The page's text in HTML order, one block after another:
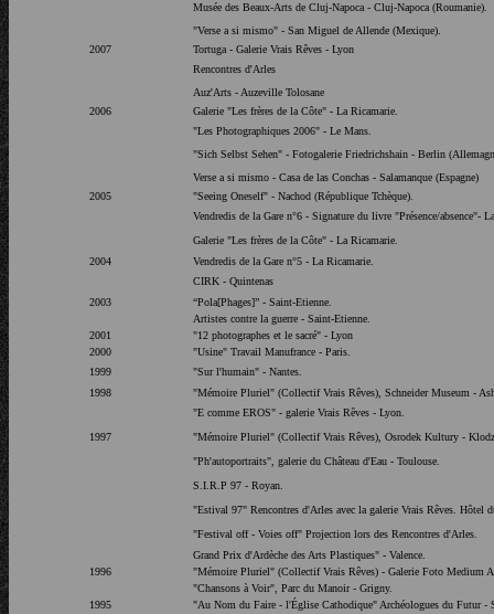
Musée des Beaux-Arts de Cluj-Napoca - Cluj-Napoca (Roumanie).
"Verse a si mismo" - San Miguel de Allende (Mexique).
2007
Tortuga - Galerie Vrais Rêves - Lyon
Rencontres d'Arles
Auz'Arts - Auzeville Tolosane
2006
Galerie "Les frères de la Côte" - La Ricamarie.
"Les Photographiques 2006" - Le Mans.
"Sich Selbst Sehen" - Fotogalerie Friedrichshain - Berlin
Verse a si mismo - Casa de las Conchas - Salamanque (Espagne)
2005
"Seeing Oneself" - Nachod (République Tchèque).
Vendredis de la Gare n°6 - Signature du livre "Présence/absence"-
Galerie "Les frères de la Côte" - La Ricamarie.
2004
Vendredis de la Gare n°5 - La Ricamarie.
CIRK - Quintenas
2003
“Pola[Phages]” - Saint-Etienne.
Artistes contre la guerre - Saint-Etienne.
2001
"12 photographes et le sacré" - Lyon
2000
"Usine" Travail Manufrance - Paris.
1999
"Sur l'humain" - Nantes.
1998
"Mémoire Pluriel" (Collectif Vrais Rêves), Schneider Museum -
"E comme EROS" - galerie Vrais Rêves - Lyon.
1997
"Mémoire Pluriel" (Collectif Vrais Rêves), Osrodek Kultury -
"Ph'autoportraits", galerie du Château d'Eau - Toulouse.
S.I.R.P 97 - Royan.
"Estival 97" Rencontres d'Arles avec la galerie Vrais Rêves. Hôtel
"Festival off - Voies off" Projection lors des Rencontres d'Arles.
Grand Prix d'Ardèche des Arts Plastiques" - Valence.
1996
"Mémoire Pluriel" (Collectif Vrais Rêves) - Galerie Foto Medium
"Chansons à Voir", Parc du Manoir - Grigny.
1995
"Au Nom du Faire - l'Église Cathodique" Archéologues du Futur